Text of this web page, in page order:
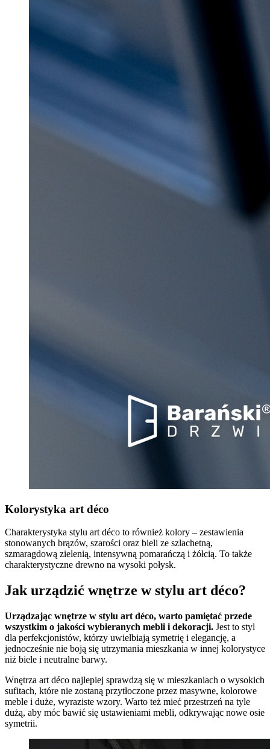
Kolorystyka art déco
Charakterystyka stylu art déco to również kolory – zestawienia
stonowanych brązów, szarości oraz bieli ze szlachetną,
szmaragdową zielenią, intensywną pomarańczą i żółcią. To także
charakterystyczne drewno na wysoki połysk.
Jak urządzić wnętrze w stylu art déco?
Urządzając wnętrze w stylu art déco, warto pamiętać przede
wszystkim o jakości wybieranych mebli i dekoracji. Jest to styl
dla perfekcjonistów, którzy uwielbiają symetrię i elegancję, a
jednocześnie nie boją się utrzymania mieszkania w innej kolorystyce
niż biele i neutralne barwy.
Wnętrza art déco najlepiej sprawdzą się w mieszkaniach o wysokich
sufitach, które nie zostaną przytłoczone przez masywne, kolorowe
meble i duże, wyraziste wzory. Warto też mieć przestrzeń na tyle
dużą, aby móc bawić się ustawieniami mebli, odkrywając nowe osie
symetrii.